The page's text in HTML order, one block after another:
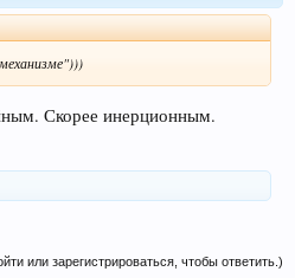
Скорее инерционным.
или зарегистрироваться, чтобы ответить.)